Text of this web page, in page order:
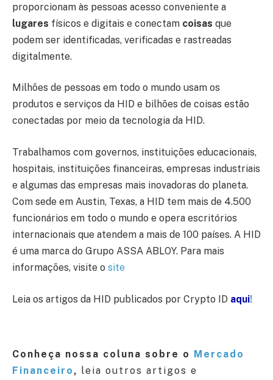
proporcionam às pessoas acesso conveniente a
lugares físicos e digitais e conectam coisas que
podem ser identificadas, verificadas e rastreadas
digitalmente.
Milhões de pessoas em todo o mundo usam os
produtos e serviços da HID e bilhões de coisas estão
conectadas por meio da tecnologia da HID.
Trabalhamos com governos, instituições educacionais,
hospitais, instituições financeiras, empresas industriais
e algumas das empresas mais inovadoras do planeta.
Com sede em Austin, Texas, a HID tem mais de 4.500
funcionários em todo o mundo e opera escritórios
internacionais que atendem a mais de 100 países. A HID
é uma marca do Grupo ASSA ABLOY. Para mais
informações, visite o site
Leia os artigos da HID publicados por Crypto ID aqui!
Conheça nossa coluna sobre o Mercado
Financeiro , leia outros artigos e